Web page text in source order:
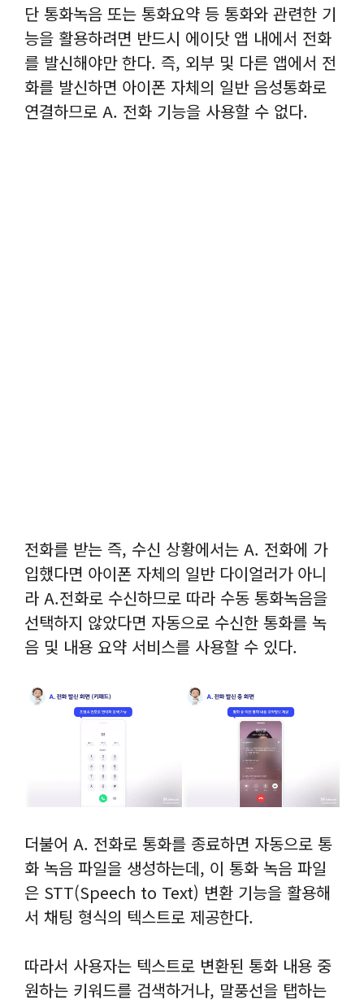
단 통화녹음 또는 통화요약 등 통화와 관련한 기
능을 활용하려면 반드시 에이닷 앱 내에서 전화
를 발신해야만 한다. 즉, 외부 및 다른 앱에서 전
화를 발신하면 아이폰 자체의 일반 음성통화로
연결하므로 A. 전화 기능을 사용할 수 없다.
전화를 받는 즉, 수신 상황에서는 A. 전화에 가
입했다면 아이폰 자체의 일반 다이얼러가 아니
라 A.전화로 수신하므로 따라 수동 통화녹음을
선택하지 않았다면 자동으로 수신한 통화를 녹
음 및 내용 요약 서비스를 사용할 수 있다.
더불어 A. 전화로 통화를 종료하면 자동으로 통
화 녹음 파일을 생성하는데, 이 통화 녹음 파일
은 STT(Speech to Text) 변환 기능을 활용해
서 채팅 형식의 텍스트로 제공한다.
따라서 사용자는 텍스트로 변환된 통화 내용 중
원하는 키워드를 검색하거나, 말풍선을 탭하는